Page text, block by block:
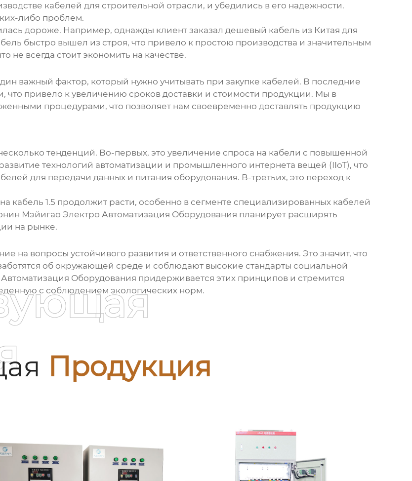
кабелей для строительной отрасли, и убедились в его надежности.
либо проблем.
дороже. Например, однажды клиент заказал дешевый кабель из Китая для
быстро вышел из строя, что привело к простою производства и значительным
не всегда стоит экономить на качестве.
важный фактор, который нужно учитывать при закупке кабелей. В последние
что привело к увеличению сроков доставки и стоимости продукции. Мы в
процедурами, что позволяет нам своевременно доставлять продукцию
тенденций. Во-первых, это увеличение спроса на кабели с повышенной
технологий автоматизации и промышленного интернета вещей (IIoT), что
для передачи данных и питания оборудования. В-третьих, это переход к
кабель 1.5 продолжит расти, особенно в сегменте специализированных кабелей
Мэйигао Электро Автоматизация Оборудования планирует расширять
на рынке.
на вопросы устойчивого развития и ответственного снабжения. Это значит, что
об окружающей среде и соблюдают высокие стандарты социальной
Оборудования придерживается этих принципов и стремится
с соблюдением экологических норм.
Продукция